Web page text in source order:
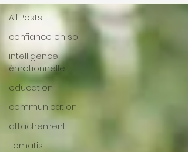
All Posts
confiance en soi
intelligence
émotionnelle
education
communication
attachement
Tomatis